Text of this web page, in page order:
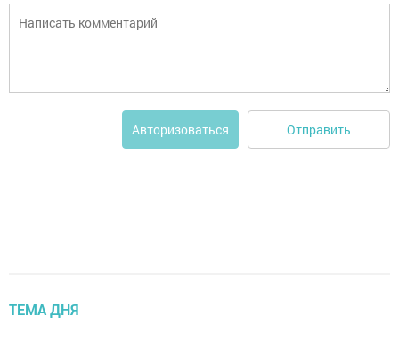
Авторизоваться Отправить
ТЕМА ДНЯ